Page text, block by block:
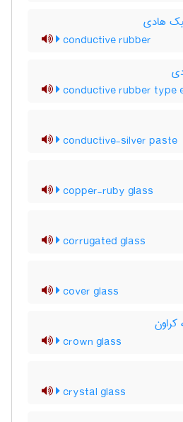
هادی
conductive rubber
conductive rubber type
conductive-silver paste
copper-ruby glass
corrugated glass
cover glass
crown glass
crystal glass